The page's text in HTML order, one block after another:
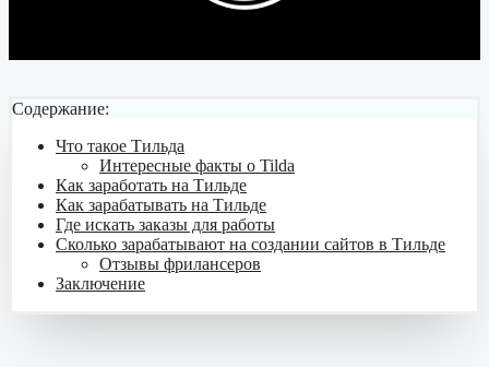
Содержание:
Что такое Тильда
Интересные факты о Tilda
Как заработать на Тильде
Как зарабатывать на Тильде
Где искать заказы для работы
Сколько зарабатывают на создании сайтов в Тильде
Отзывы фрилансеров
Заключение